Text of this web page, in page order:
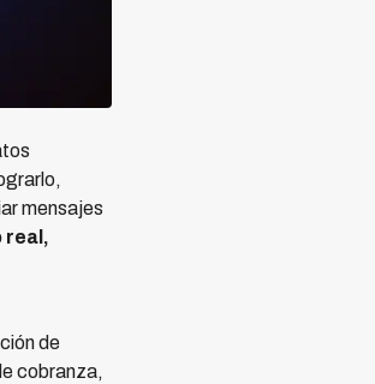
mensajes
real,
de
cobranza,